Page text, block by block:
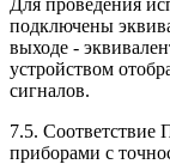
подключены
выходе -
устройством
сигналов.
7.5.
приборами с